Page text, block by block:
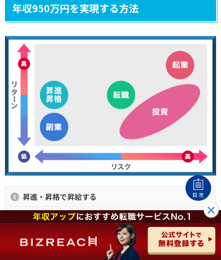
年収950万円を実現する方法
昇進・昇格で昇給する
副業・共働きを行う
起業・フリーランスとして働く
投資する
目次